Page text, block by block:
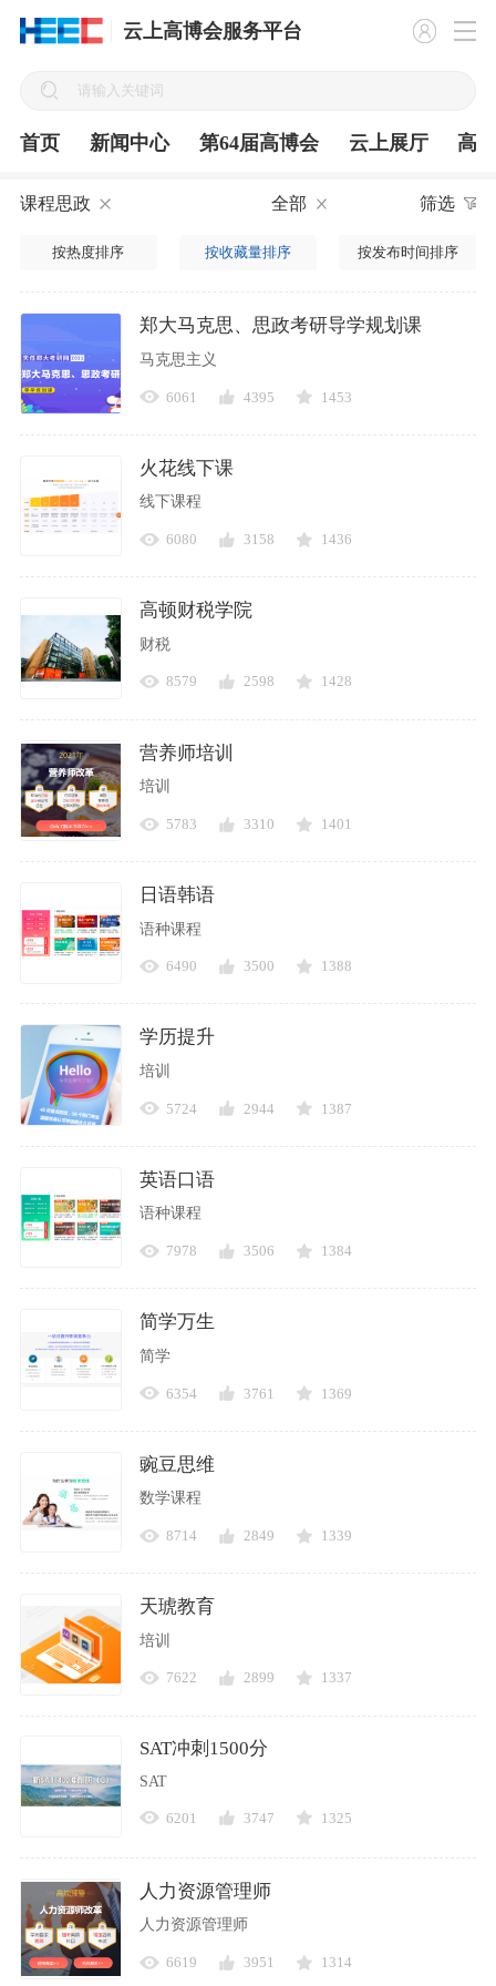
云上高博会服务平台
首页 新闻中心 第64届高博会 云上展厅 高
课程思政 全部 筛选
按热度排序 按收藏量排序 按发布时间排序
郑大马克思、思政考研导学规划课
马克思主义
6061 4395 1453
火花线下课
线下课程
6080 3158 1436
高顿财税学院
财税
8579 2598 1428
营养师培训
培训
5783 3310 1401
日语韩语
语种课程
6490 3500 1388
学历提升
培训
5724 2944 1387
英语口语
语种课程
7978 3506 1384
简学万生
简学
6354 3761 1369
豌豆思维
数学课程
8714 2849 1339
天琥教育
培训
7622 2899 1337
SAT冲刺1500分
SAT
6201 3747 1325
人力资源管理师
人力资源管理师
6619 3951 1314